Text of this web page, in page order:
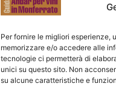
Per fornire le migliori
memorizzare e/o accedere alle
tecnologie ci permetterà di
unici su questo sito. Non
su alcune caratteristiche e